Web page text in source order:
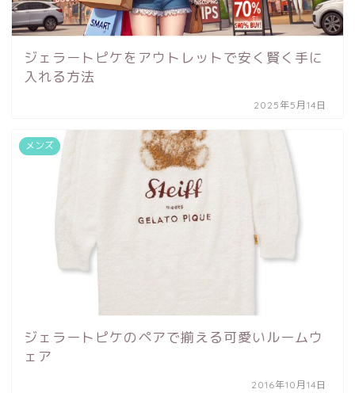
ジェラートピケをアウトレットで安く賢く手に
入れる方法
2025年5月14日
メンズ
ジェラートピケのペアで揃える可愛いルームウ
ェア
2016年10月14日